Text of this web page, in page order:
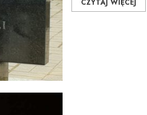
CZYTAJ WIĘCEJ